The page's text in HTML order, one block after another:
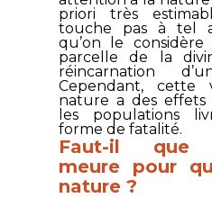
priori très
touche pas à tel
qu’on le
parcelle de la
réincarnation
Cependant, cette
nature a des effets
les populations
forme de fatalité.
Faut-il que
meure pour
nature ?